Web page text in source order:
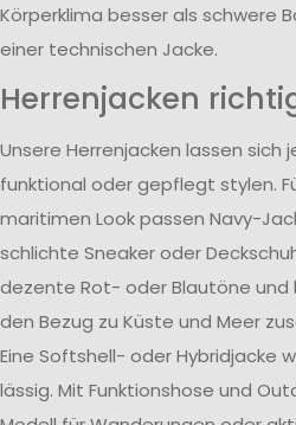
Körperklima besser als schwere
einer technischen Jacke.
Herrenjacken
Unsere Herrenjacken lassen sich
funktional oder gepflegt stylen.
maritimen Look passen Navy-
schlichte Sneaker oder
dezente Rot- oder Blautöne und
den Bezug zu Küste und Meer
Eine Softshell- oder Hybridjacke
lässig. Mit Funktionshose und